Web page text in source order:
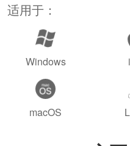
适用于：
Windows
macOS